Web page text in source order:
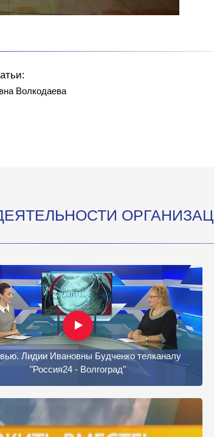
Волкодаева
Лидии Ивановны Будченко телканалу
"Россия24 - Волгоград"